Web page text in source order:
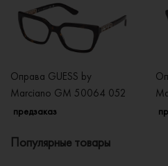
Оправа GUESS by
Marciano GM 50064 052
предзаказ
Популярные товары